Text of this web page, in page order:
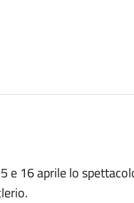
16 aprile lo